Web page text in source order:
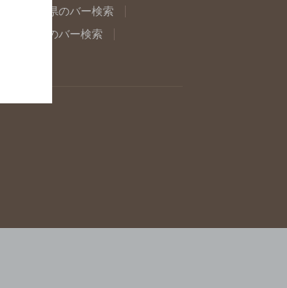
島根県のバー検索
佐賀県のバー検索